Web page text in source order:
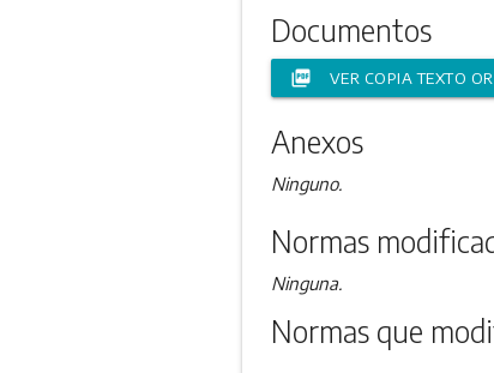
Documentos
picture_as_pdf VER COPIA TEXTO
Anexos
Ninguno.
Normas
Ninguna.
Normas que